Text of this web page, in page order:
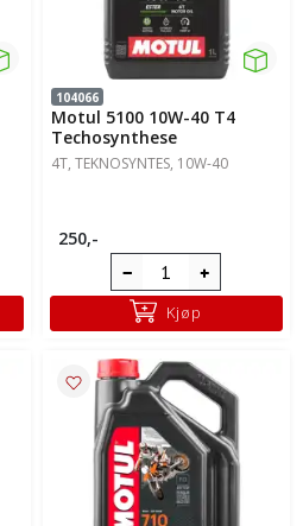
104066
Motul 5100 10W-40 T4
Techosynthese
4T, TEKNOSYNTES, 10W-40
250,-
Kjøp